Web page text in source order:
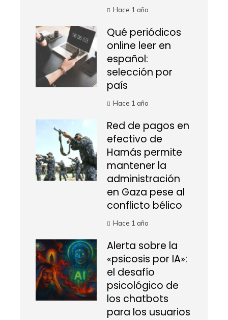
Hace 1 año
Qué periódicos
online leer en
español:
selección por
país
Hace 1 año
Red de pagos en
efectivo de
Hamás permite
mantener la
administración
en Gaza pese al
conflicto bélico
Hace 1 año
Alerta sobre la
«psicosis por IA»:
el desafío
psicológico de
los chatbots
para los usuarios